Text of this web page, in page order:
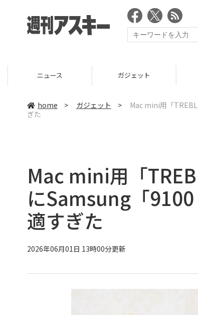
ニュース ガジェット
home > ガジェット >
Mac mini用「
ぎた
Mac mini用「
にSamsung「9100
適すぎた
2026年06月01日 13時00分更新